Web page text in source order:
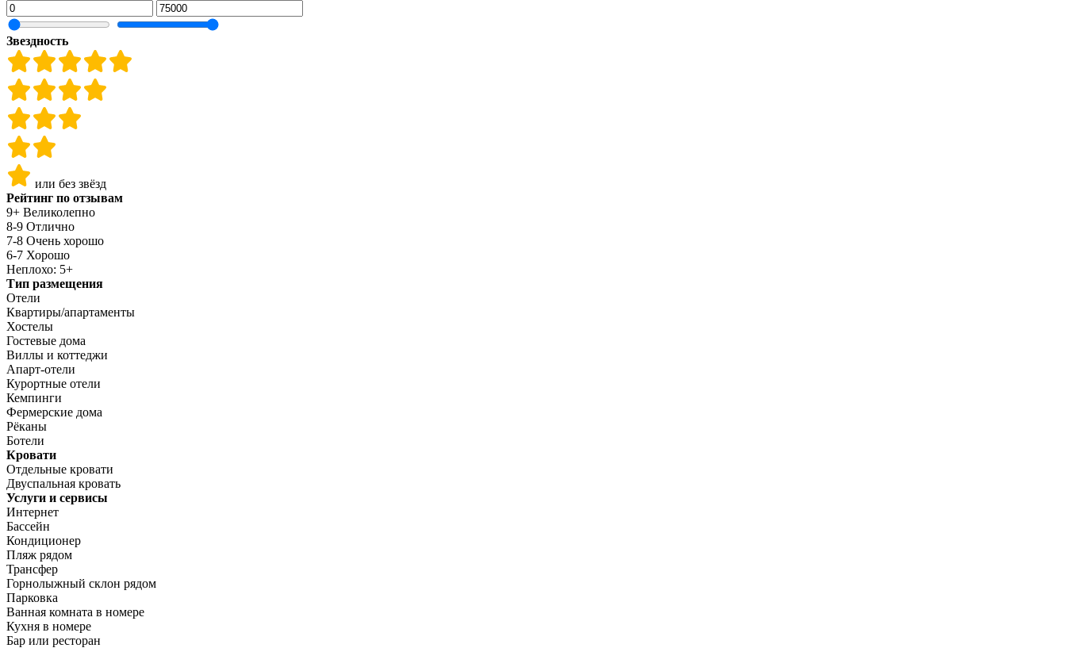
Звездность
или без звёзд
Рейтинг по отзывам
9+ Великолепно
8-9 Отлично
7-8 Очень хорошо
6-7 Хорошо
Неплохо: 5+
Тип размещения
Отели
Квартиры/апартаменты
Хостелы
Гостевые дома
Виллы и коттеджи
Апарт-отели
Курортные отели
Кемпинги
Фермерские дома
Рёканы
Ботели
Кровати
Отдельные кровати
Двуспальная кровать
Услуги и сервисы
Интернет
Бассейн
Кондиционер
Пляж рядом
Трансфер
Горнолыжный склон рядом
Парковка
Ванная комната в номере
Кухня в номере
Бар или ресторан